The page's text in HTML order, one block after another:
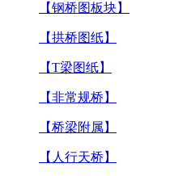
【钢桥图板块】
【拱桥图纸】
【T梁图纸】
【非常规桥】
【桥梁附属】
【人行天桥】